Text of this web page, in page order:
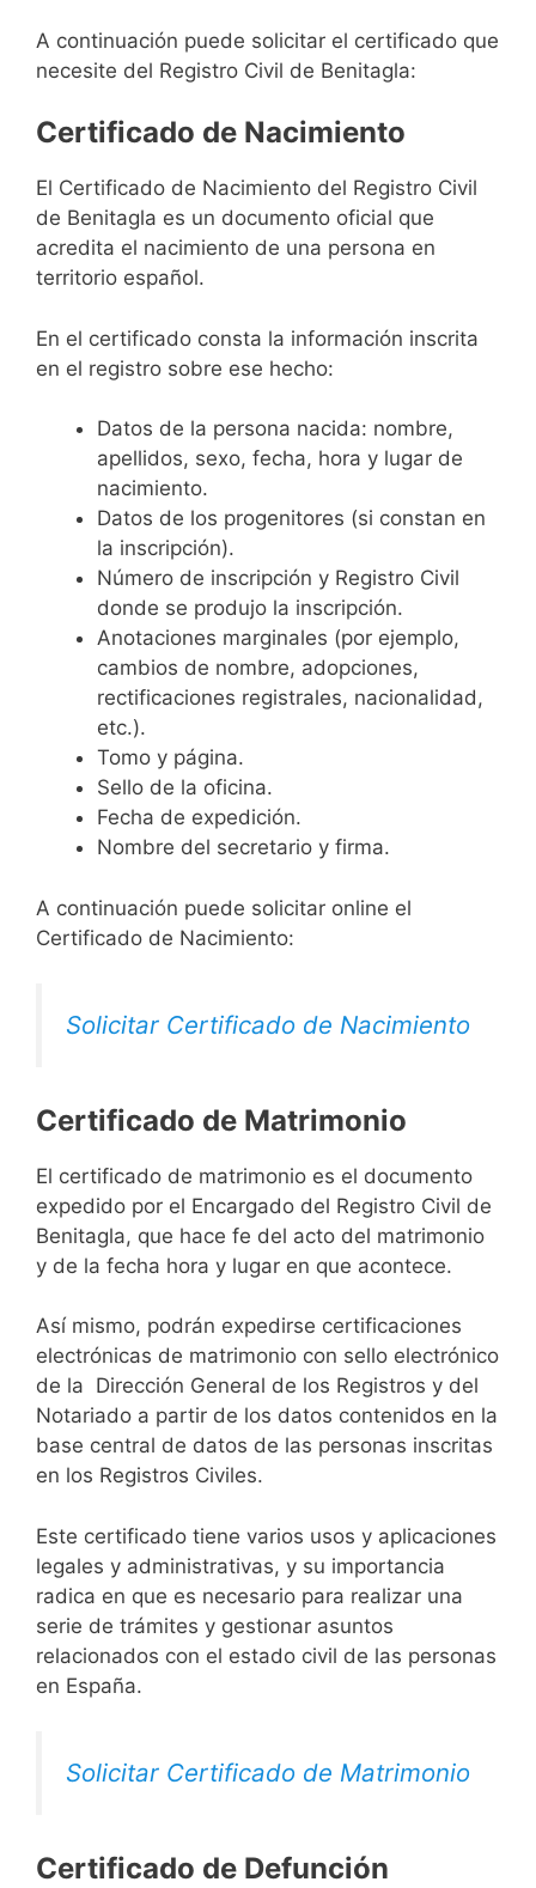
A continuación puede solicitar el certificado que
necesite del Registro Civil de Benitagla:
Certificado de Nacimiento
El Certificado de Nacimiento del Registro Civil
de Benitagla es un documento oficial que
acredita el nacimiento de una persona en
territorio español.
En el certificado consta la información inscrita
en el registro sobre ese hecho:
Datos de la persona nacida: nombre,
apellidos, sexo, fecha, hora y lugar de
nacimiento.
Datos de los progenitores (si constan en
la inscripción).
Número de inscripción y Registro Civil
donde se produjo la inscripción.
Anotaciones marginales (por ejemplo,
cambios de nombre, adopciones,
rectificaciones registrales, nacionalidad,
etc.).
Tomo y página.
Sello de la oficina.
Fecha de expedición.
Nombre del secretario y firma.
A continuación puede solicitar online el
Certificado de Nacimiento:
Solicitar Certificado de Nacimiento
Certificado de Matrimonio
El certificado de matrimonio es el documento
expedido por el Encargado del Registro Civil de
Benitagla, que hace fe del acto del matrimonio
y de la fecha hora y lugar en que acontece.
Así mismo, podrán expedirse certificaciones
electrónicas de matrimonio con sello electrónico
de la Dirección General de los Registros y del
Notariado a partir de los datos contenidos en la
base central de datos de las personas inscritas
en los Registros Civiles.
Este certificado tiene varios usos y aplicaciones
legales y administrativas, y su importancia
radica en que es necesario para realizar una
serie de trámites y gestionar asuntos
relacionados con el estado civil de las personas
en España.
Solicitar Certificado de Matrimonio
Certificado de Defunción